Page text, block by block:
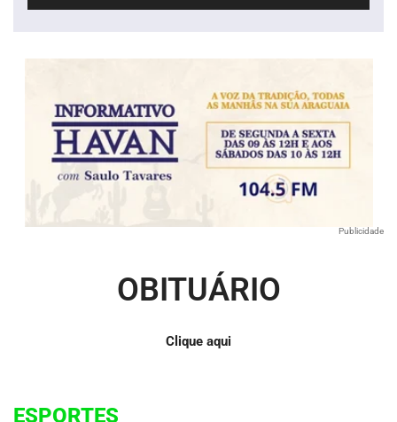
Publicidade
OBITUÁRIO
Clique aqui
ESPORTES